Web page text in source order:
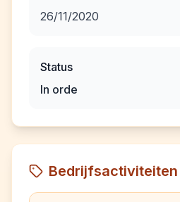
26/11/2020
Status
In orde
Bedrijfsactiviteiten